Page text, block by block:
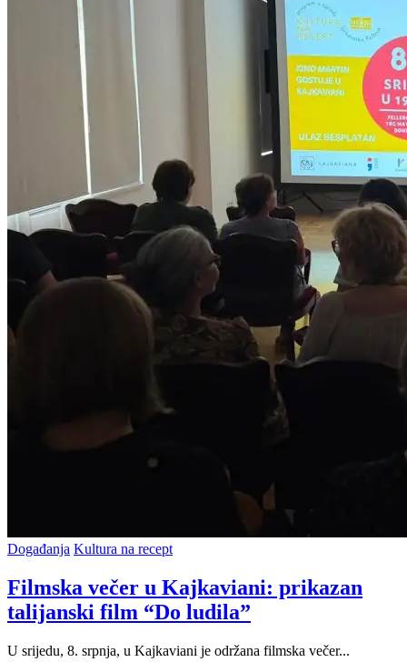
Posted
Događanja Kultura na recept
Filmska večer u Kajkaviani: prikazan
talijanski film “Do ludila”
U srijedu, 8. srpnja, u Kajkaviani je održana filmska večer...